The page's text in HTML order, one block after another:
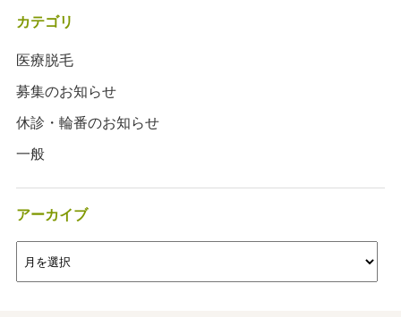
カテゴリ
医療脱毛
募集のお知らせ
休診・輪番のお知らせ
一般
アーカイブ